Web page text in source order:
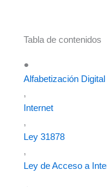
Tabla de contenidos
●
Alfabetización Digital
,
Internet
,
Ley 31878
,
Ley de Acceso a